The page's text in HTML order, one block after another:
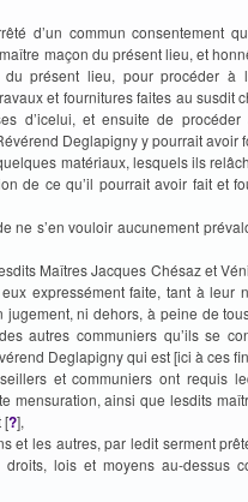
d’un commun consentement
maçon du présent lieu, et
du présent lieu, pour procéder à
et fournitures faites au susdit
d’icelui, et ensuite de
Deglapigny y pourrait avoir
matériaux, lesquels ils
de ce qu’il pourrait avoir fait et
ne s’en vouloir aucunement
Maîtres Jacques Chésaz et
expressément faite, tant à leur
ni dehors, à peine de
autres communiers qu’ils se
Deglapigny qui est [ici à ces
et communiers ont requis
mensuration, ainsi que lesdits
[?],
et les autres, par ledit serment
lois et moyens au-dessus